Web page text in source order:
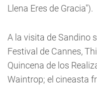
Llena Eres de Gracia").
A la visita de Sandino
Festival de Cannes,
Quincena de los
Waintrop; el cineasta